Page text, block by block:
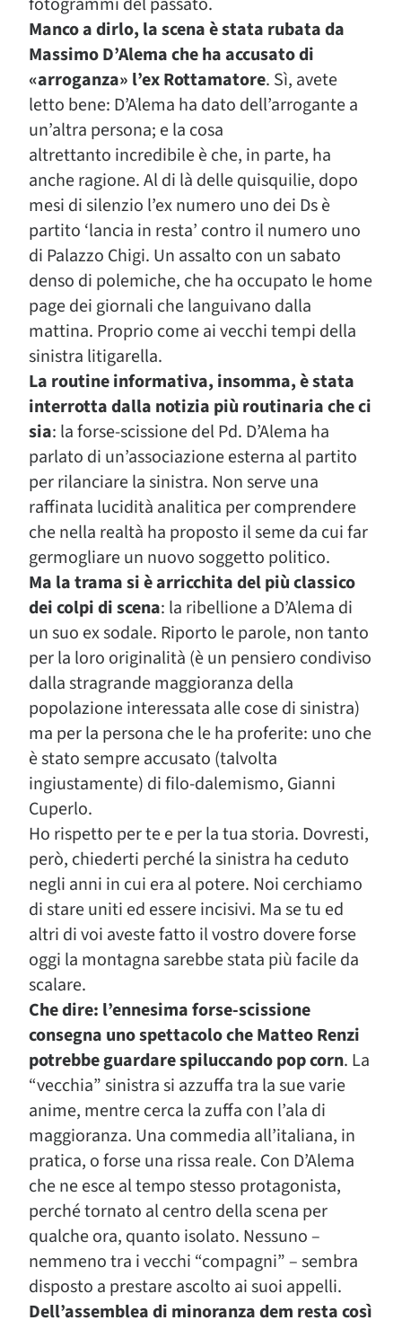
Manco a dirlo, la scena è stata rubata da
Massimo D’Alema che ha accusato di
«arroganza» l’ex Rottamatore. Sì, avete
letto bene: D’Alema ha dato dell’arrogante a
un’altra persona; e la cosa
altrettanto incredibile è che, in parte, ha
anche ragione. Al di là delle quisquilie, dopo
mesi di silenzio l’ex numero uno dei Ds è
partito ‘lancia in resta’ contro il numero uno
di Palazzo Chigi. Un assalto con un sabato
denso di polemiche, che ha occupato le home
page dei giornali che languivano dalla
mattina. Proprio come ai vecchi tempi della
sinistra litigarella.
La routine informativa, insomma, è stata
interrotta dalla notizia più routinaria che ci
sia: la forse-scissione del Pd. D’Alema ha
parlato di un’associazione esterna al partito
per rilanciare la sinistra. Non serve una
raffinata lucidità analitica per comprendere
che nella realtà ha proposto il seme da cui far
germogliare un nuovo soggetto politico.
Ma la trama si è arricchita del più classico
dei colpi di scena: la ribellione a D’Alema di
un suo ex sodale. Riporto le parole, non tanto
per la loro originalità (è un pensiero condiviso
dalla stragrande maggioranza della
popolazione interessata alle cose di sinistra)
ma per la persona che le ha proferite: uno che
è stato sempre accusato (talvolta
ingiustamente) di filo-dalemismo, Gianni
Cuperlo.
Ho rispetto per te e per la tua storia. Dovresti,
però, chiederti perché la sinistra ha ceduto
negli anni in cui era al potere. Noi cerchiamo
di stare uniti ed essere incisivi. Ma se tu ed
altri di voi aveste fatto il vostro dovere forse
oggi la montagna sarebbe stata più facile da
scalare.
Che dire: l’ennesima forse-scissione
consegna uno spettacolo che Matteo Renzi
potrebbe guardare spiluccando pop corn. La
“vecchia” sinistra si azzuffa tra la sue varie
anime, mentre cerca la zuffa con l’ala di
maggioranza. Una commedia all’italiana, in
pratica, o forse una rissa reale. Con D’Alema
che ne esce al tempo stesso protagonista,
perché tornato al centro della scena per
qualche ora, quanto isolato. Nessuno –
nemmeno tra i vecchi “compagni” – sembra
disposto a prestare ascolto ai suoi appelli.
Dell’assemblea di minoranza dem resta così